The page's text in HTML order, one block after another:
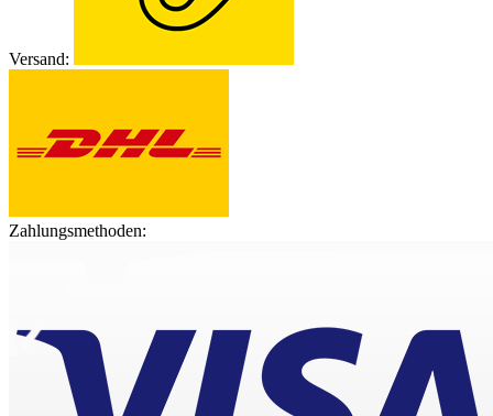
Versand:
Zahlungsmethoden: